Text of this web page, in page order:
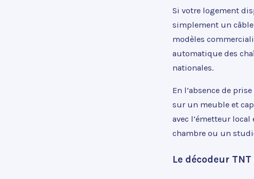
Si votre logement
simplement un câble
modèles
automatique des
nationales.
En l’absence de
sur un meuble et
avec l’émetteur
chambre ou un
Le décodeur